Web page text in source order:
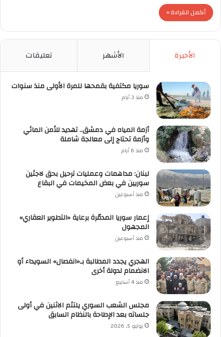
أكمل القراءة »
الأخيرة الأشهر تعليقات
سوريا مكتفية بقمحها للمرة الأولى منذ سنوات
منذ 3 أيام
أزمة المياه في دمشق.. تهديد للأمن المائي
وأزمة تحتاج إلى معالجة شاملة
منذ 6 أيام
لبنان: مداهمات وعمليات ترحيل بحق لاجئين
سوريين في بعض المخيمات في البقاع
منذ أسبوعين
إعمار سوريا المدمّرة برعاية «التطوير العقاري»
المجهول
منذ أسبوعين
الهجري يجدد المطالبة بـ«انفصال» السويداء أو
الانضمام لدولة أخرى
منذ 4 أسابيع
مجلس الشعب السوري يلتئم الاثنين في أولى
جلساته بعد الإطاحة بالنظام السابق
يوليو 5, 2026